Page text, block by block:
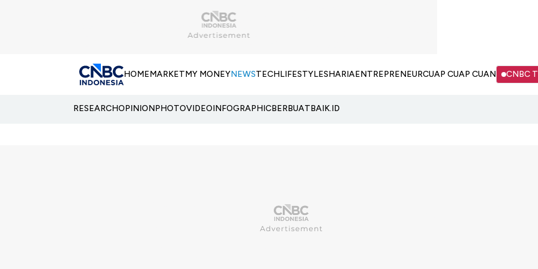
HOMEMARKETMY MONEYNEWSTECHLIFESTYLESHARIAENTREPRENEURCUAP CUAP CUAN CNBC
RESEARCHOPINIONPHOTOVIDEOINFOGRAPHICBERBUATBAIK.ID